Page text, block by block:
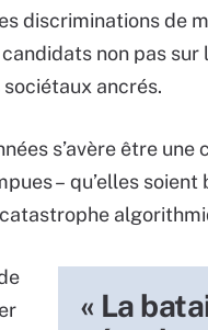
discriminations de
non pas sur
ancrés.
s’avère être
– qu’elles
« La